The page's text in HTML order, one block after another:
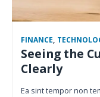
FINANCE
Seeing the
Clearly
Ea sint tempor non